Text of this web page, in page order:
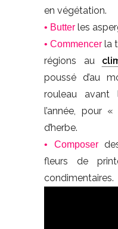
en végétation.
• Butter les
• Commencer la
régions au
poussé d’au
rouleau
l’année, pour
d’herbe.
• Composer
fleurs de
condimentaires.